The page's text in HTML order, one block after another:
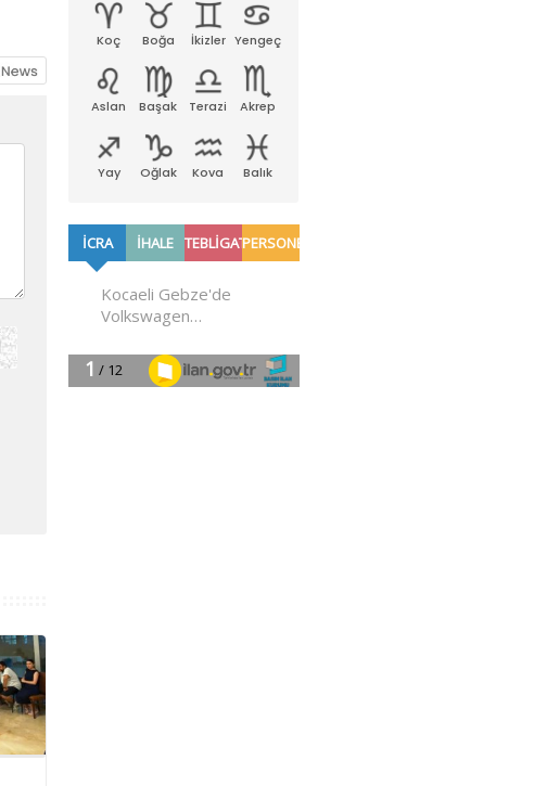
Koç Boğa İkizler Yengeç
Aslan Başak Terazi Akrep
Yay Oğlak Kova Balık